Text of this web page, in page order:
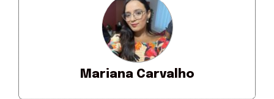
Mariana Carvalho